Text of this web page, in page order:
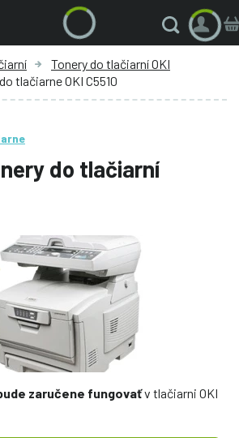
Tonery do tlačiarní OKI
tlačiarne OKI C5510
do tlačiarní
zaručene fungovaťv tlačiarni OKI